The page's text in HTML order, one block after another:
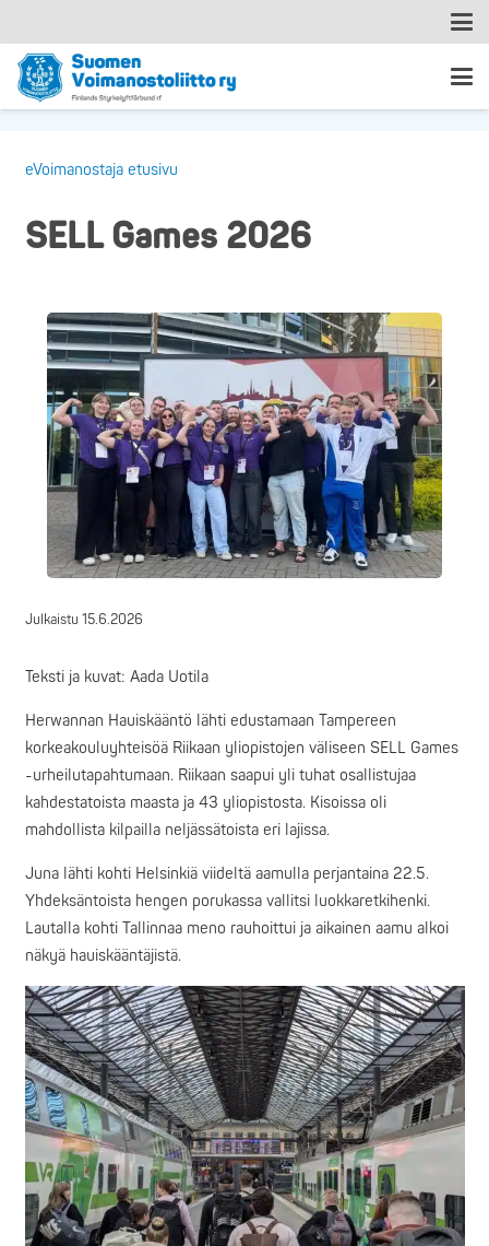
eVoimanostaja etusivu
SELL Games 2026
Julkaistu 15.6.2026
Teksti ja kuvat: Aada Uotila
Herwannan Hauiskääntö lähti edustamaan Tampereen
korkeakouluyhteisöä Riikaan yliopistojen väliseen SELL Games
-urheilutapahtumaan. Riikaan saapui yli tuhat osallistujaa
kahdestatoista maasta ja 43 yliopistosta. Kisoissa oli
mahdollista kilpailla neljässätoista eri lajissa.
Juna lähti kohti Helsinkiä viideltä aamulla perjantaina 22.5.
Yhdeksäntoista hengen porukassa vallitsi luokkaretkihenki.
Lautalla kohti Tallinnaa meno rauhoittui ja aikainen aamu alkoi
näkyä hauiskääntäjistä.